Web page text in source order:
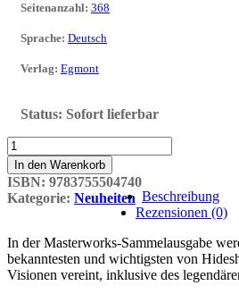
Seitenanzahl: 368
Sprache: Deutsch
Verlag: Egmont
Status: Sofort lieferbar
Masterworks
Menge
In den Warenkorb
ISBN: 9783755504740
Kategorie: Neuheiten Beschreibung
Rezensionen (0)
In der Masterworks-Sammelausgabe
bekanntesten und wichtigsten von
Visionen vereint, inklusive des